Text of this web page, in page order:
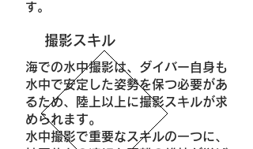
す。
撮影スキル
海での水中撮影は、ダイバー自身も
水中で安定した姿勢を保つ必要があ
るため、陸上以上に撮影スキルが求
められます。
水中撮影で重要なスキルの一つに、